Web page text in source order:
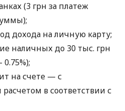
(3 грн за платеж
дохода на личную карту;
наличных до 30 тыс. грн
на счете — с
в соответствии с